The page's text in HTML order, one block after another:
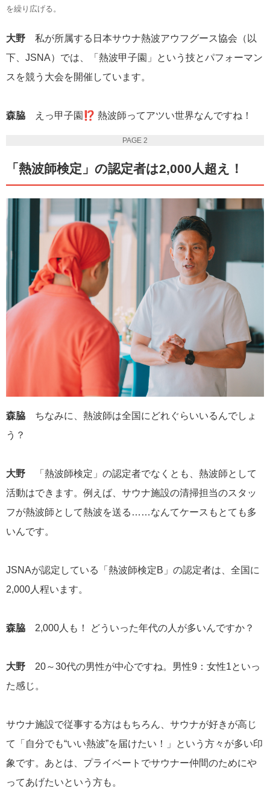
を繰り広げる。
大野 私が所属する日本サウナ熱波アウフグース協会（以
下、JSNA）では、「熱波甲子園」という技とパフォーマン
スを競う大会を開催しています。
森脇 えっ甲子園⁉ 熱波師ってアツい世界なんですね！
PAGE 2
「熱波師検定」の認定者は2,000人超え！
森脇 ちなみに、熱波師は全国にどれぐらいいるんでしょ
う？
大野 「熱波師検定」の認定者でなくとも、熱波師として
活動はできます。例えば、サウナ施設の清掃担当のスタッ
フが熱波師として熱波を送る……なんてケースもとても多
いんです。
JSNAが認定している「熱波師検定B」の認定者は、全国に
2,000人程います。
森脇 2,000人も！ どういった年代の人が多いんですか？
大野 20～30代の男性が中心ですね。男性9：女性1といっ
た感じ。
サウナ施設で従事する方はもちろん、サウナが好きが高じ
て「自分でも“いい熱波”を届けたい！」という方々が多い印
象です。あとは、プライベートでサウナー仲間のためにや
ってあげたいという方も。